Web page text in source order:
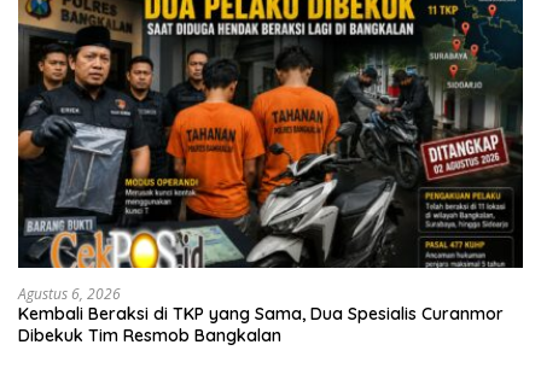
Agustus 6, 2026
Kembali Beraksi di TKP yang Sama, Dua Spesialis Curanmor
Dibekuk Tim Resmob Bangkalan